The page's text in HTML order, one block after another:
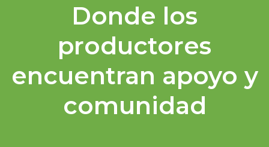
Donde los
productores
encuentran apoyo y
comunidad